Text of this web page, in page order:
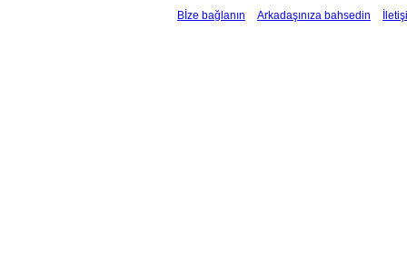
Bİze bağlanın Arkadaşınıza bahsedin